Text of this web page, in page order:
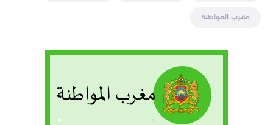
مغرب المواطنة